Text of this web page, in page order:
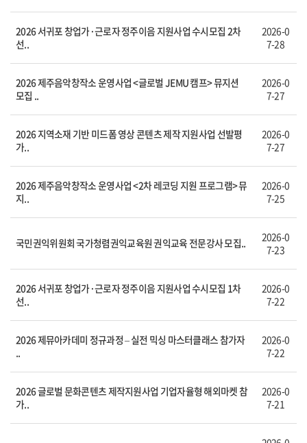
2026 서귀포 창업가·근로자 정주이음 지원사업 수시모집 2차
선..
2026-0
7-28
2026 제주음악창작소 운영사업 <글로벌 JEMU 캠프> 뮤지션
모집 ..
2026-0
7-27
2026 지역소재 기반 미드폼 영상 콘텐츠 제작 지원사업 선발평
가..
2026-0
7-27
2026 제주음악창작소 운영사업 <2차 레코딩 지원 프로그램> 뮤
지..
2026-0
7-25
국민권익위원회 국가청렴권익교육원 권익교육 전문강사 모집..
2026-0
7-23
2026 서귀포 창업가·근로자 정주이음 지원사업 수시모집 1차
선..
2026-0
7-22
2026 제뮤아카데미 정규과정 – 실전 믹싱 마스터클래스 참가자
..
2026-0
7-22
2026 글로벌 문화콘텐츠 제작지원사업 기업자율형 해외마켓 참
가..
2026-0
7-21